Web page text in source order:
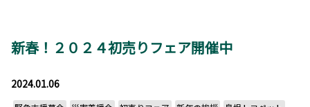
新春！２０２４初売りフェア開催中
2024.01.06